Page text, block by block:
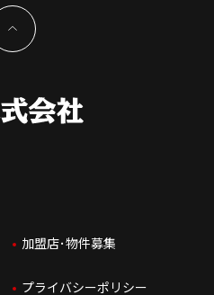
加盟店･物件募集
プライバシーポリシー